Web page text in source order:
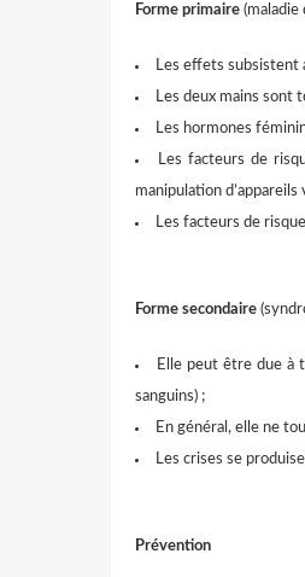
Forme primaire (maladie
Les effets subsistent
Les deux mains sont
Les hormones
Les facteurs de
manipulation
Les facteurs de
Forme secondaire
Elle peut être due à
sanguins) ;
En général, elle ne
Les crises se
Prévention